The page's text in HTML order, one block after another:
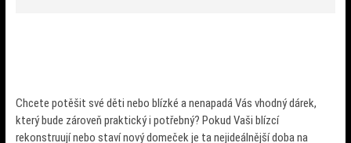
Chcete potěšit své děti nebo blízké a nenapadá Vás vhodný dárek,
který bude zároveň praktický i potřebný? Pokud Vaši blízcí
rekonstruují nebo staví nový domeček je ta nejideálnější doba na